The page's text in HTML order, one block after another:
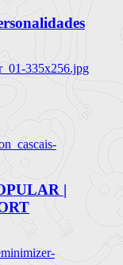
335x256.jpg
|